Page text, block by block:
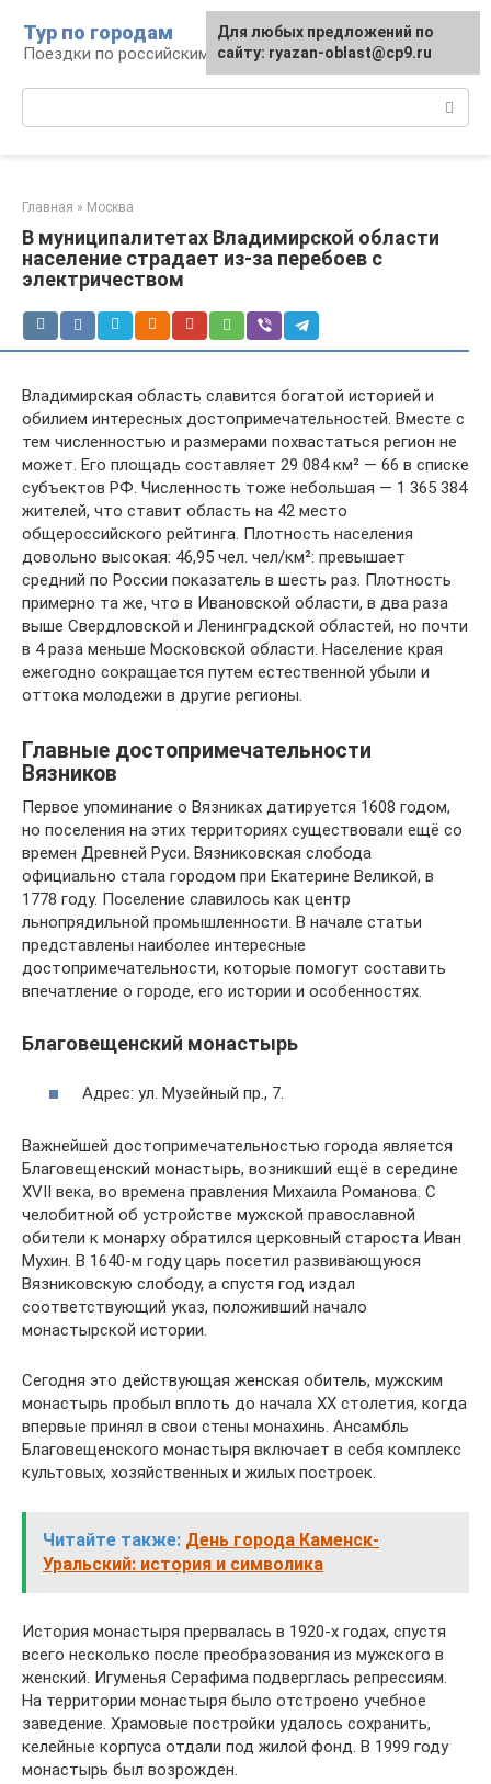
контенту
Тур по городам
Поездки по российским городам
Главная » Москва
В муниципалитетах Владимирской области
население страдает из-за перебоев с
электричеством
Владимирская область славится богатой историей и
обилием интересных достопримечательностей. Вместе с
тем численностью и размерами похвастаться регион не
может. Его площадь составляет 29 084 км² — 66 в списке
субъектов РФ. Численность тоже небольшая — 1 365 384
жителей, что ставит область на 42 место
общероссийского рейтинга. Плотность населения
довольно высокая: 46,95 чел. чел/км²: превышает
средний по России показатель в шесть раз. Плотность
примерно та же, что в Ивановской области, в два раза
выше Свердловской и Ленинградской областей, но почти
в 4 раза меньше Московской области. Население края
ежегодно сокращается путем естественной убыли и
оттока молодежи в другие регионы.
Главные достопримечательности
Вязников
Первое упоминание о Вязниках датируется 1608 годом,
но поселения на этих территориях существовали ещё со
времен Древней Руси. Вязниковская слобода
официально стала городом при Екатерине Великой, в
1778 году. Поселение славилось как центр
льнопрядильной промышленности. В начале статьи
представлены наиболее интересные
достопримечательности, которые помогут составить
впечатление о городе, его истории и особенностях.
Благовещенский монастырь
Адрес: ул. Музейный пр., 7.
Важнейшей достопримечательностью города является
Благовещенский монастырь, возникший ещё в середине
XVII века, во времена правления Михаила Романова. С
челобитной об устройстве мужской православной
обители к монарху обратился церковный староста Иван
Мухин. В 1640-м году царь посетил развивающуюся
Вязниковскую слободу, а спустя год издал
соответствующий указ, положивший начало
монастырской истории.
Сегодня это действующая женская обитель, мужским
монастырь пробыл вплоть до начала XX столетия, когда
впервые принял в свои стены монахинь. Ансамбль
Благовещенского монастыря включает в себя комплекс
культовых, хозяйственных и жилых построек.
Читайте также: День города Каменск-
Уральский: история и символика
История монастыря прервалась в 1920-х годах, спустя
всего несколько после преобразования из мужского в
женский. Игуменья Серафима подверглась репрессиям.
На территории монастыря было отстроено учебное
заведение. Храмовые постройки удалось сохранить,
келейные корпуса отдали под жилой фонд. В 1999 году
монастырь был возрожден.
Для любых предложений по
сайту: ryazan-oblast@cp9.ru